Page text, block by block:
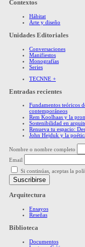
Contextos
Hábitat
Arte y diseño
Unidades Editoriales
Conversaciones
Manifiestos
Monografías
Series
TECNNE +
Entradas recientes
Fundamentos teóricos
contemporáneos
Rem Koolhaas y la
Sostenibilidad en
Renueva tu espacio:
John Hejduk y la
Nombre o nombre completo
Email
Si continúas, aceptas la
Arquitectura
Ensayos
Reseñas
Biblioteca
Documentos